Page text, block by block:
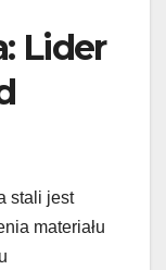
Lider
stali jest
materiału